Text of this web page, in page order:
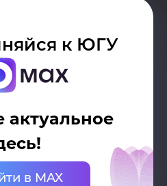
к ЮГУ
актуальное
в MAX
с каждым годом
профессии.
праздника и
иностранных